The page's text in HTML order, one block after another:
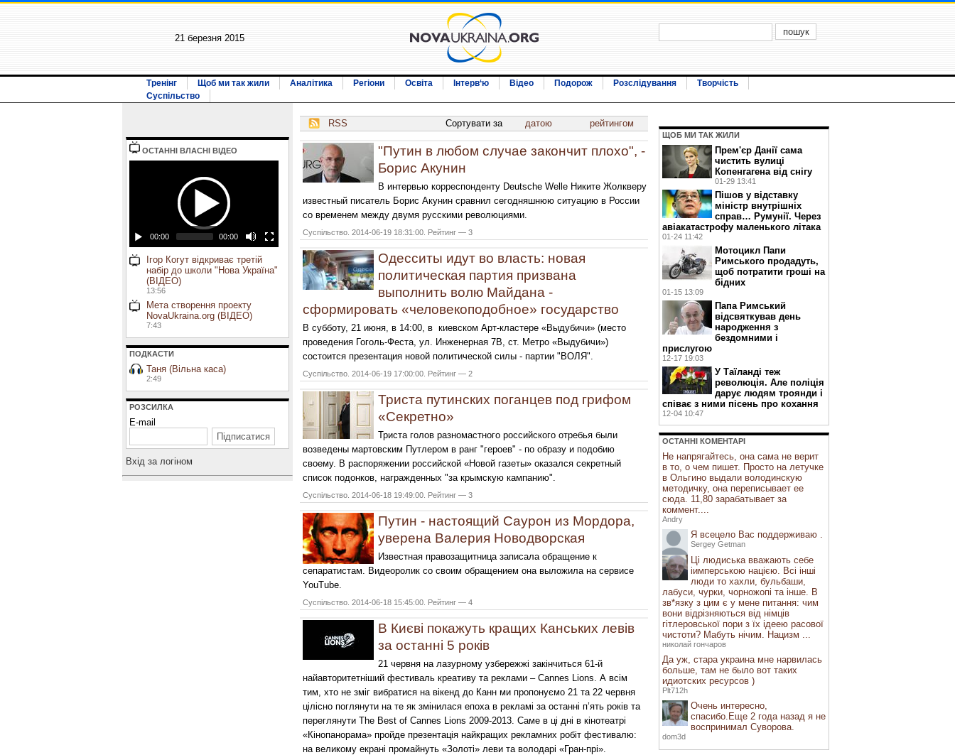
21 березня 2015
Тренінг Щоб ми так жили Аналітика Регіони Освіта Інтерв‘ю Відео Подорож Розслідування
Творчість
Суспільство
ОСТАННI ВЛАСНI ВIДЕО
00:00 00:00
Ігор Когут відкриває третій
набір до школи "Нова Україна"
(ВІДЕО)
13:56
Мета створення проекту
NovaUkraina.org (ВІДЕО)
7:43
ПОДКАСТИ
Таня (Вільна каса)
2:49
РОЗСИЛКА
E-mail
Вхiд за логiном
RSS Сортувати за датою рейтингом
"Путин в любом случае закончит плохо", -
Борис Акунин
В интервью корреспонденту Deutsche Welle Никите Жолкверу
известный писатель Борис Акунин сравнил сегодняшнюю ситуацию в России
со временем между двумя русскими революциями.
Суспільство. 2014-06-19 18:31:00. Рейтинг — 3
Одесситы идут во власть: новая
политическая партия призвана
выполнить волю Майдана -
сформировать «человекоподобное» государство
В субботу, 21 июня, в 14:00, в киевском Арт-кластере «Выдубичи» (место
проведения Гоголь-Феста, ул. Инженерная 7В, ст. Метро «Выдубичи»)
состоится презентация новой политической силы - партии "ВОЛЯ".
Суспільство. 2014-06-19 17:00:00. Рейтинг — 2
Триста путинских поганцев под грифом
«Секретно»
Триста голов разномастного российского отребья были
возведены мартовским Путлером в ранг "героев" - по образу и подобию
своему. В распоряжении российской «Новой газеты» оказался секретный
список подонков, награжденных "за крымскую кампанию".
Суспільство. 2014-06-18 19:49:00. Рейтинг — 3
Путин - настоящий Саурон из Мордора,
уверена Валерия Новодворская
Известная правозащитница записала обращение к
сепаратистам. Видеоролик со своим обращением она выложила на сервисе
YouTube.
Суспільство. 2014-06-18 15:45:00. Рейтинг — 4
В Києві покажуть кращих Канських левів
за останні 5 років
21 червня на лазурному узбережжі закінчиться 61-й
найавторитетніший фестиваль креативу та реклами – Cannes Lions. А всім
тим, хто не зміг вибратися на вікенд до Канн ми пропонуємо 21 та 22 червня
цілісно поглянути на те як змінилася епоха в рекламі за останні п’ять років та
переглянути The Best of Cannes Lions 2009-2013. Саме в ці дні в кінотеатрі
«Кінопанорама» пройде презентація найкращих рекламних робіт фестивалю:
на великому екрані промайнуть «Золоті» леви та володарі «Гран-прі».
ЩОБ МИ ТАК ЖИЛИ
Прем'єр Данії сама
чистить вулиці
Копенгагена від снігу
01-29 13:41
Пішов у відставку
міністр внутрішніх
справ… Румунії. Через
авіакатастрофу маленького літака
01-24 11:42
Мотоцикл Папи
Римського продадуть,
щоб потратити гроші на
бідних
01-15 13:09
Папа Римський
відсвяткував день
народження з
бездомними і
прислугою
12-17 19:03
У Таїланді теж
революція. Але поліція
дарує людям троянди і
співає з ними пісень про кохання
12-04 10:47
ОСТАННI КОМЕНТАРI
Не напрягайтесь, она сама не верит
в то, о чем пишет. Просто на летучке
в Ольгино выдали володинскую
методичку, она переписывает ее
сюда. 11,80 зарабатывает за
коммент....
Andry
Я всецело Вас поддерживаю .
Sergey Getman
Ці людиська вважають себе
іимперською нацією. Всі інші
люди то хахли, бульбаши,
лабуси, чурки, чорножопі та інше. В
зв*язку з цим є у мене питання: чим
вони відрізняються від німців
гітлеровської пори з їх ідеею расової
чистоти? Мабуть нічим. Нацизм ...
николай гончаров
Да уж, стара украина мне нарвилась
больше, там не было вот таких
идиотских ресурсов )
Plt712h
Очень интересно,
спасибо.Еще 2 года назад я не
воспринимал Суворова.
dom3d